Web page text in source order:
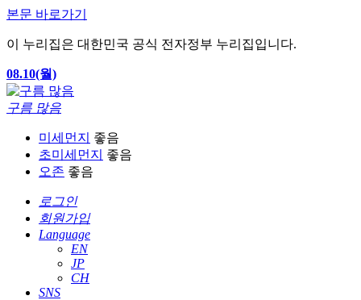
본문 바로가기
이 누리집은 대한민국 공식 전자정부 누리집입니다.
08.10(월)
구름 많음
미세먼지
좋음
초미세먼지
좋음
오존 좋음
로그인
회원가입
Language
EN
JP
CH
SNS